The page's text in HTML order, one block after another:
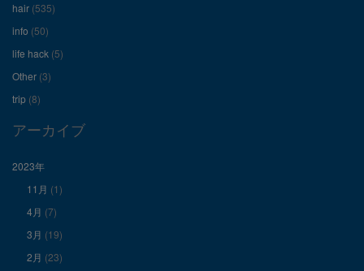
ル
を
Facebook
で
示
hair (535)
info (50)
life hack (5)
Other (3)
trip (8)
アーカイブ
2023年
11月 (1)
4月 (7)
3月 (19)
2月 (23)